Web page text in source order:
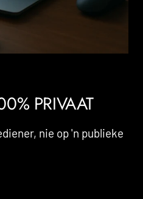
PRIVAAT
nie op 'n publieke